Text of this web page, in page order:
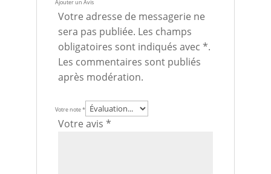
Ajouter un Avis
Votre adresse de messagerie ne
sera pas publiée. Les champs
obligatoires sont indiqués avec *.
Les commentaires sont publiés
après modération.
Votre note*
Votre avis *